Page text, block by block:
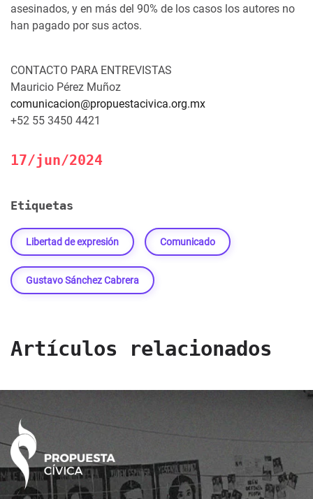
asesinados, y en más del 90% de los casos los autores no
han pagado por sus actos.
CONTACTO PARA ENTREVISTAS
Mauricio Pérez Muñoz
comunicacion@propuestacivica.org.mx
+52 55 3450 4421
17/jun/2024
Etiquetas
Libertad de expresión Comunicado
Gustavo Sánchez Cabrera
Artículos relacionados